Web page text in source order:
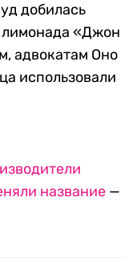
добилась
«Джон
адвокатам Оно
использовали
название —